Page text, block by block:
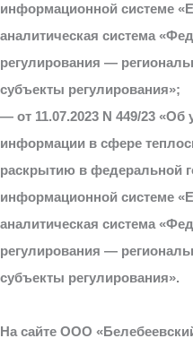
информационной системе
аналитическая система
регулирования —
субъекты регулирования»;
— от 11.07.2023 N 449/23
информации в сфере
раскрытию в федеральной
информационной системе
аналитическая система
регулирования —
субъекты регулирования».
На сайте ООО